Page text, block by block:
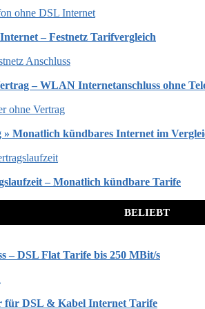
– Festnetz Tarifvergleich
– WLAN Internetanschluss ohne
Monatlich kündbares Internet im
– Monatlich kündbare Tarife
BELIEBT
– DSL Flat Tarife bis 250 MBit/s
für DSL & Kabel Internet Tarife